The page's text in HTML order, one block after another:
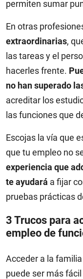
permiten sumar
En otras
extraordinarias,
las tareas y el
hacerles frente.
no han superado
acreditar los
las funciones que
Escojas la vía que
que tu empleo no
experiencia que
te ayudará a fijar
pruebas prácticas
3 Trucos para
empleo de
Acceder a la
puede ser más